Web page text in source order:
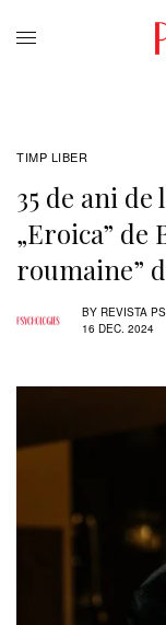
TIMP LIBER
35 de ani de
„Eroica” de
roumaine”
BY REVISTA
16 DEC. 2024